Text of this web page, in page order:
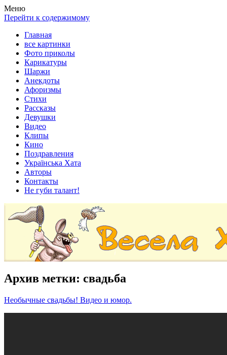
Весела хата — прикольные картинки, смешные истории,
клипы!
Покажем всем ваши фото приколы, карикатуры, шаржи, стихи,
рассказы, видео и песни!
Меню
Перейти к содержимому
Главная
все картинки
Фото приколы
Карикатуры
Шаржи
Анекдоты
Афоризмы
Стихи
Рассказы
Девушки
Видео
Клипы
Кино
Поздравления
Українська Хата
Авторы
Контакты
Не губи талант!
Архив метки: свадьба
Необычные свадьбы! Видео и юмор.